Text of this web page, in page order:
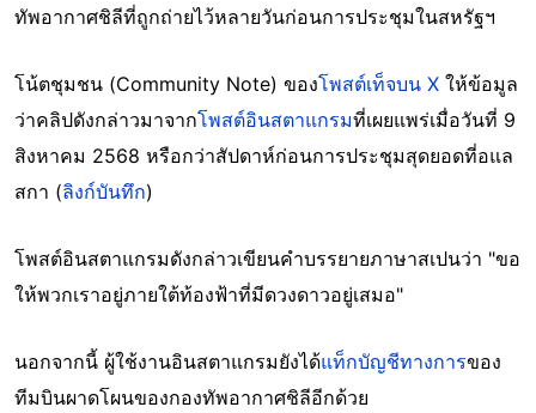
ทัพอากาศชิลีที่ถูกถ่ายไว้หลายวันก่อนการประชุมในสหรัฐฯ
โน้ตชุมชน (Community Note) ของโพสต์เท็จบน X ให้ข้อมูล
ว่าคลิปดังกล่าวมาจากโพสต์อินสตาแกรมที่เผยแพร่เมื่อวันที่ 9
สิงหาคม 2568 หรือกว่าสัปดาห์ก่อนการประชุมสุดยอดที่อแล
สกา (ลิงก์บันทึก)
โพสต์อินสตาแกรมดังกล่าวเขียนคำบรรยายภาษาสเปนว่า "ขอ
ให้พวกเราอยู่ภายใต้ท้องฟ้าที่มีดวงดาวอยู่เสมอ"
นอกจากนี้ ผู้ใช้งานอินสตาแกรมยังได้แท็กบัญชีทางการของ
ทีมบินผาดโผนของกองทัพอากาศชิลีอีกด้วย